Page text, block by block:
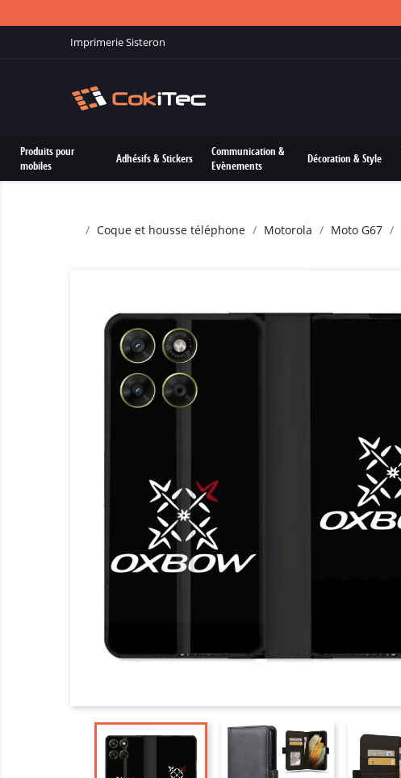
Imprimerie Sisteron
Produits pour
mobiles
Adhésifs & Stickers
Communication &
Evènements
Décoration & Style
Coque et housse téléphone Motorola Moto G67